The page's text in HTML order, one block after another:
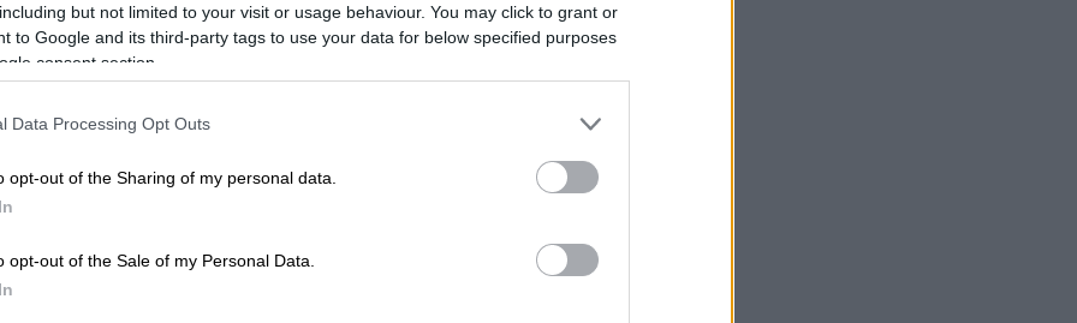
but not limited to your visit or usage behaviour. You may click to grant or
to Google and its third-party tags to use your data for below specified purposes
consent section.
Data Processing Opt Outs
opt-out of the Sharing of my personal data.
opt-out of the Sale of my Personal Data.
Νίκο Καργιώτη
έχει προσδιοριστεί για αύριο,
Δικαστήριο του Πειραιά με
πλήρωμα που αντιμετωπίζουν